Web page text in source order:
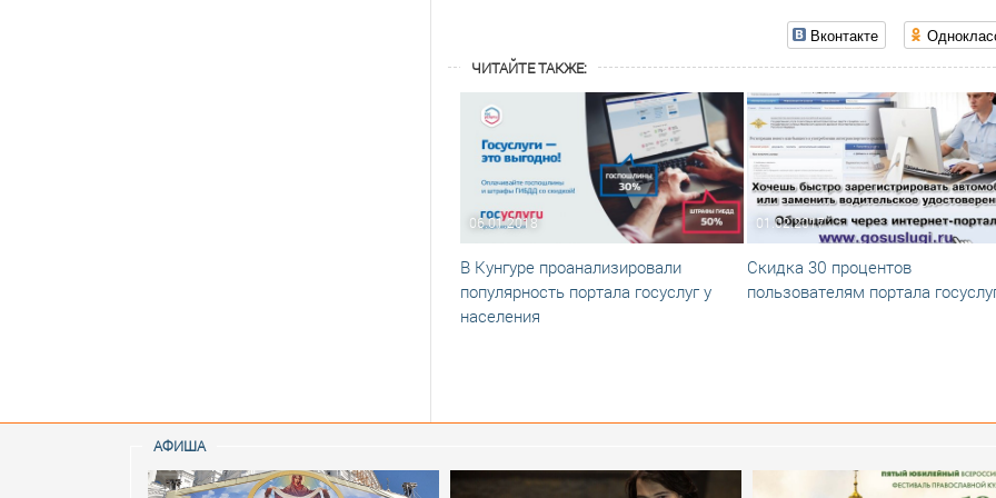
Вконтакте
ЧИТАЙТЕ ТАКЖЕ:
06.01.2018
В Кунгуре проанализировали
популярность портала госуслуг у
населения
01.02.2017
Скидка 30 процентов
пользователям портала
АФИША